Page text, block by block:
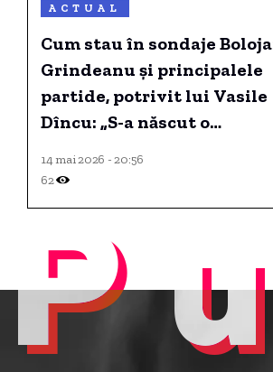
ACTUAL
Cum stau în sondaje
Grindeanu și principalele
partide, potrivit lui Vasile
Dîncu: „S-a născut o
14 mai 2026 - 20:56
62